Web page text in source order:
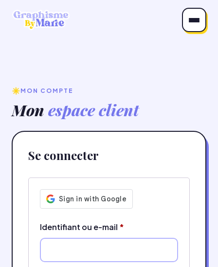
MON COMPTE
Mon espace client
Se connecter
Identifiant ou e-mail *